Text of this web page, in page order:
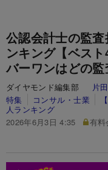
公認会計士の監
ンキング【ベス
バーワンはどの監
ダイヤモンド編集部 片
特集
コンサル・士業
人ランキング
2026年6月3日 4:35
有料